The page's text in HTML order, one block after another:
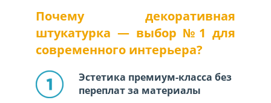
Почему декоративная
штукатурка — выбор №1 для
современного интерьера?
Эстетика премиум-класса без
переплат за материалы